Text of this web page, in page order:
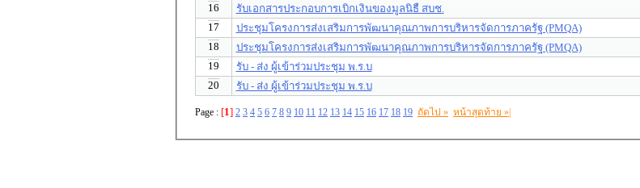
16
รับเอกสารประกอบการเบิกเงินของมูลนิธื สบช.
17
ประชุมโครงการส่งเสริมการพัฒนาคุณภาพการบริหารจัดการภาครัฐ (PMQA)
18
ประชุมโครงการส่งเสริมการพัฒนาคุณภาพการบริหารจัดการภาครัฐ (PMQA)
19
รับ - ส่ง ผู้เข้าร่วมประชุม พ.ร.บ
20
รับ - ส่ง ผู้เข้าร่วมประชุม พ.ร.บ
Page : [1] 2 3 4 5 6 7 8 9 10 11 12 13 14 15 16 17 18 19 ถัดไป » หน้าสุดท้าย »|